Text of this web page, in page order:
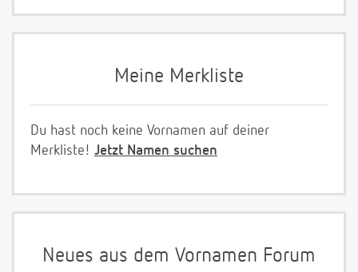
Meine Merkliste
Du hast noch keine Vornamen auf deiner
Merkliste! Jetzt Namen suchen
Neues aus dem Vornamen Forum